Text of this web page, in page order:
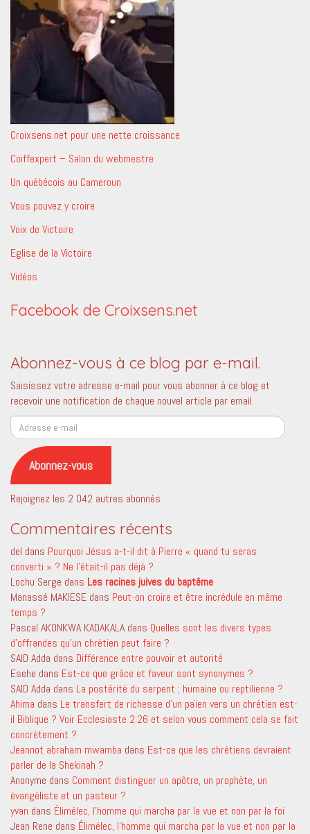
Croixsens.net pour une nette croissance
Coiffexpert – Salon du webmestre
Un québécois au Cameroun
Vous pouvez y croire
Voix de Victoire
Eglise de la Victoire
Vidéos
Facebook de Croixsens.net
Abonnez-vous à ce blog par e-mail.
Saisissez votre adresse e-mail pour vous abonner à ce blog et
recevoir une notification de chaque nouvel article par email.
Adresse
e-
mail
Abonnez-vous
Rejoignez les 2 042 autres abonnés
Commentaires récents
del dans Pourquoi Jésus a-t-il dit à Pierre « quand tu seras
converti » ? Ne l’était-il pas déjà ?
Lochu Serge dans Les racines juives du baptême
Manassé MAKIESE dans Peut-on croire et être incrédule en même
temps ?
Pascal AKONKWA KADAKALA dans Quelles sont les divers types
d’offrandes qu’un chrétien peut faire ?
SAID Adda dans Différence entre pouvoir et autorité
Esehe dans Est-ce que grâce et faveur sont synonymes ?
SAID Adda dans La postérité du serpent ; humaine ou reptilienne ?
Ahima dans Le transfert de richesse d’un païen vers un chrétien est-
il Biblique ? Voir Ecclesiaste 2:26 et selon vous comment cela se fait
concrètement ?
Jeannot abraham mwamba dans Est-ce que les chrétiens devraient
parler de la Shekinah ?
Anonyme dans Comment distinguer un apôtre, un prophète, un
évangéliste et un pasteur ?
yvan dans Élimélec, l’homme qui marcha par la vue et non par la foi
Jean Rene dans Élimélec, l’homme qui marcha par la vue et non par la